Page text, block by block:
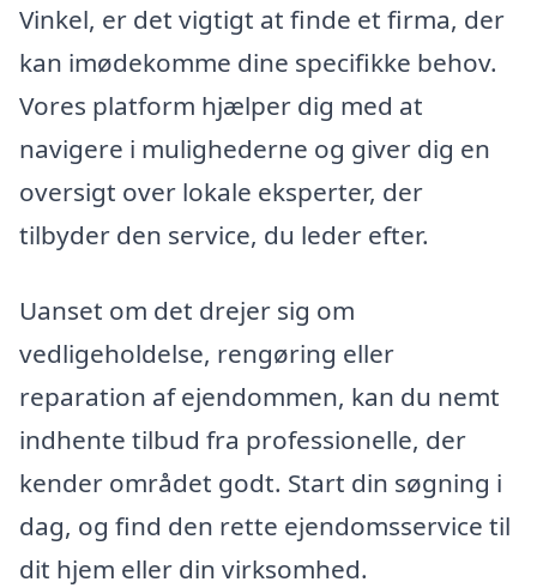
Vinkel, er det vigtigt at finde et firma, der
kan imødekomme dine specifikke behov.
Vores platform hjælper dig med at
navigere i mulighederne og giver dig en
oversigt over lokale eksperter, der
tilbyder den service, du leder efter.
Uanset om det drejer sig om
vedligeholdelse, rengøring eller
reparation af ejendommen, kan du nemt
indhente tilbud fra professionelle, der
kender området godt. Start din søgning i
dag, og find den rette ejendomsservice til
dit hjem eller din virksomhed.